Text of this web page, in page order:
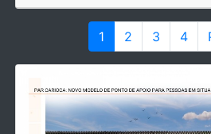
1 2 3 4